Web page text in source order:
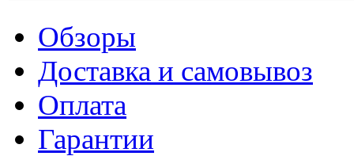
Обзоры
Доставка и самовывоз
Оплата
Гарантии